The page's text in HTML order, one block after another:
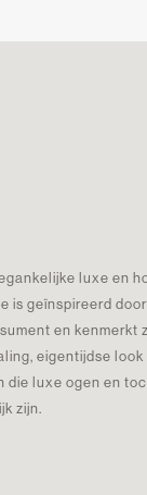
luxe en
is geïnspireerd
en kenmerkt
eigentijdse look
die luxe ogen en
zijn.